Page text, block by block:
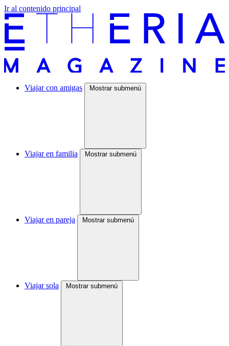
Ir al contenido principal
Viajar con amigas Mostrar submenú
Viajar en familia Mostrar submenú
Viajar en pareja Mostrar submenú
Viajar sola Mostrar submenú